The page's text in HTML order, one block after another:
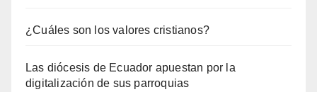
¿Cuáles son los valores cristianos?
Las diócesis de Ecuador apuestan por la
digitalización de sus parroquias